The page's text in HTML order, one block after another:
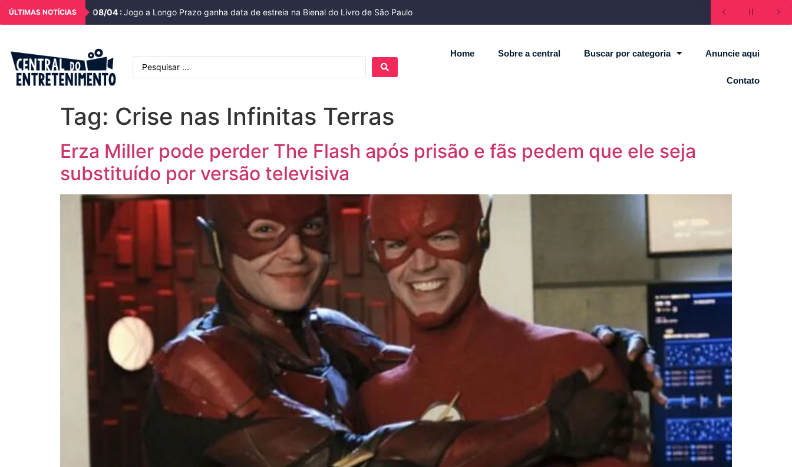
ÚLTIMAS NOTÍCIAS 08/04 :Jogo a Longo Prazo ganha data de estreia na Bienal do Livro de São Paulo
Home Sobre a central Buscar por categoria Anuncie aqui
Contato
Tag: Crise nas Infinitas Terras
Erza Miller pode perder The Flash após prisão e fãs pedem que ele seja
substituído por versão televisiva